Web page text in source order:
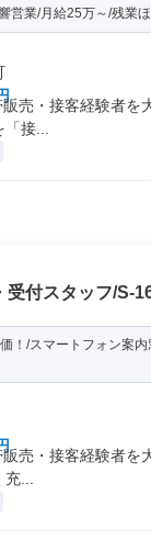
営業/月給25万～/残業
売・接客経験者を
接...
受付スタッフ/S-
！/スマートフォン案
売・接客経験者を
...